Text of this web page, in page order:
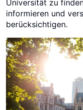
Universität zu
informieren und
berücksichtigen.